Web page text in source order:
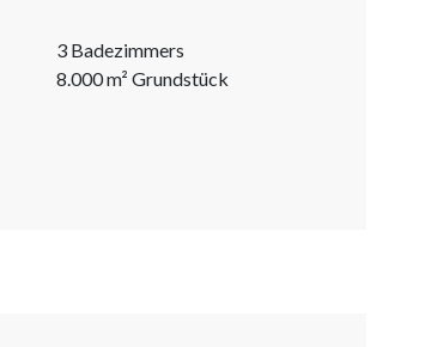
Hier wird ein Traum wahr!
minütige, größtenteils betonierte
von...
3 Badezimmers
8.000m² Grundstück